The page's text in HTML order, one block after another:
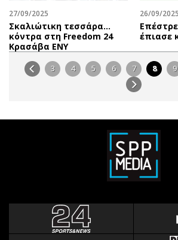
27/09/2025
Σκαλιώτικη τεσσάρα…
κόντρα στη Freedom 24
Κρασάβα ΕΝΥ
26/09/2025
έπιασε
3 4 5 6 7 8 9